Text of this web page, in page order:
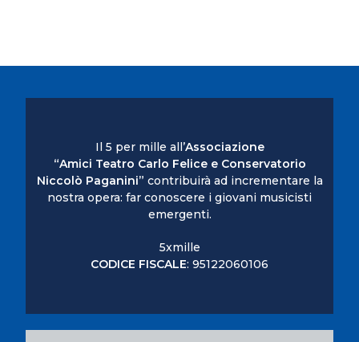
Il 5 per mille all’Associazione
“Amici Teatro Carlo Felice e Conservatorio
Niccolò Paganini” contribuirà ad incrementare la
nostra opera: far conoscere i giovani musicisti
emergenti.
5xmille
CODICE FISCALE: 95122060106